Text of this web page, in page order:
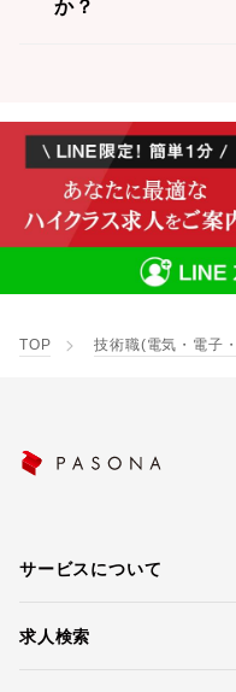
か？
TOP 技術職(電気・電子
サービスについて
求人検索